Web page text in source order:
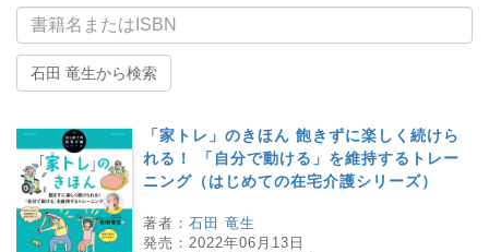
書籍名
石田 竜生から検索
「家トレ」のきほん 飽きずに楽しく続けら
れる！ 「自分で動ける」を維持するトレー
ニング（はじめての在宅介護シリーズ）
著者： 石田 竜生
発売： 2022年06月13日